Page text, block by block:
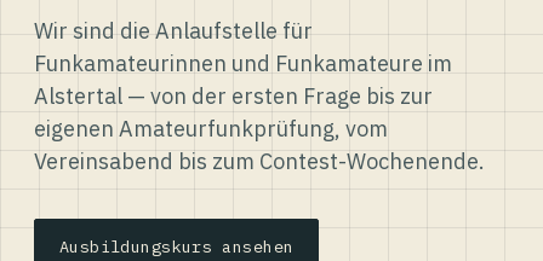
Wir sind die Anlaufstelle für
Funkamateurinnen und Funkamateure im
Alstertal — von der ersten Frage bis zur
eigenen Amateurfunkprüfung, vom
Vereinsabend bis zum Contest-Wochenende.
Ausbildungskurs ansehen